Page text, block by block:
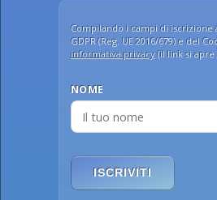
Compilando i campi di
GDPR (Reg. UE 2016/679) e del
informativa privacy(il link si apre
NOME
ISCRIVITI